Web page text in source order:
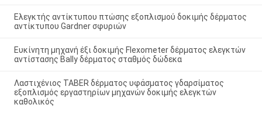
Ελεγκτής αντίκτυπου πτώσης εξοπλισμού δοκιμής δέρματος
αντίκτυπου Gardner σφυριών
Ευκίνητη μηχανή έξι δοκιμής Flexometer δέρματος ελεγκτών
αντίστασης Bally δέρματος σταθμός δώδεκα
Λαστιχένιος TABER δέρματος υφάσματος γδαρσίματος
εξοπλισμός εργαστηρίων μηχανών δοκιμής ελεγκτών
καθολικός